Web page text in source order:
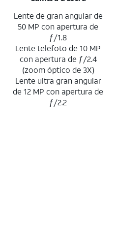
Lente de gran angular de
50 MP con apertura de
ƒ/1.8
Lente telefoto de 10 MP
con apertura de ƒ/2.4
(zoom óptico de 3X)
Lente ultra gran angular
de 12 MP con apertura de
ƒ/2.2